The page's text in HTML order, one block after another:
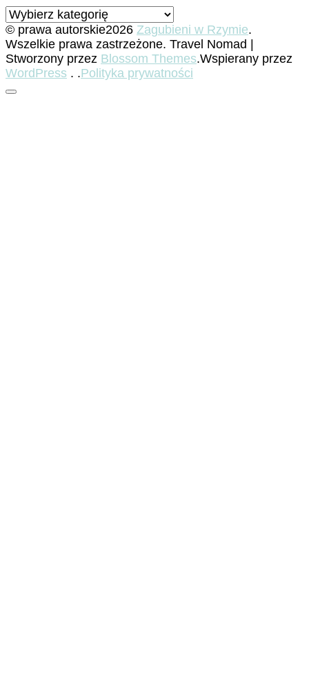
Kategorie
© prawa autorskie2026 Zagubieni w Rzymie.
Wszelkie prawa zastrzeżone. Travel Nomad |
Stworzony przez Blossom Themes.Wspierany przez
WordPress . .Polityka prywatności